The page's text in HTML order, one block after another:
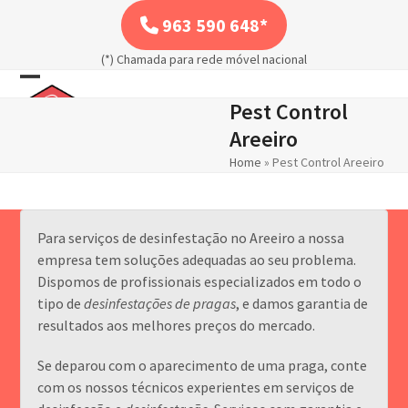
963 590 648*
(*) Chamada para rede móvel nacional
Open
Close
Pest Control
Areeiro
Home »Pest Control Areeiro
Para serviços de desinfestação no Areeiro a nossa
empresa tem soluções adequadas ao seu problema.
Dispomos de profissionais especializados em todo o
tipo dedesinfestações de pragas, e damos garantia de
resultados aos melhores preços do mercado.
Se deparou com o aparecimento de uma praga, conte
com os nossos técnicos experientes em serviços de